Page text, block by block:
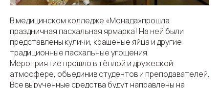
В медицинском колледже «Монада»прошла
праздничная пасхальная ярмарка! На ней были
представлены куличи, крашеные яйца и другие
традиционные пасхальные угощения.
Мероприятие прошло в тёплой и дружеской
атмосфере, объединив студентов и преподавателей.
Все вырученные средства будут направлены на